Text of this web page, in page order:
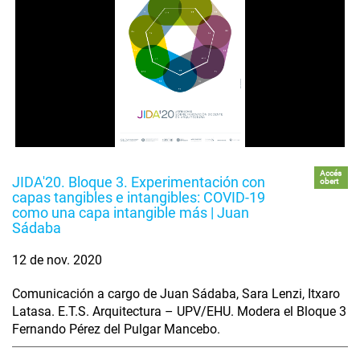
JIDA'20. Bloque 3. Experimentación con
capas tangibles e intangibles: COVID-19
como una capa intangible más | Juan
Sádaba
Accés
obert
12 de nov. 2020
Comunicación a cargo de Juan Sádaba, Sara Lenzi, Itxaro
Latasa. E.T.S. Arquitectura – UPV/EHU. Modera el Bloque 3
Fernando Pérez del Pulgar Mancebo.